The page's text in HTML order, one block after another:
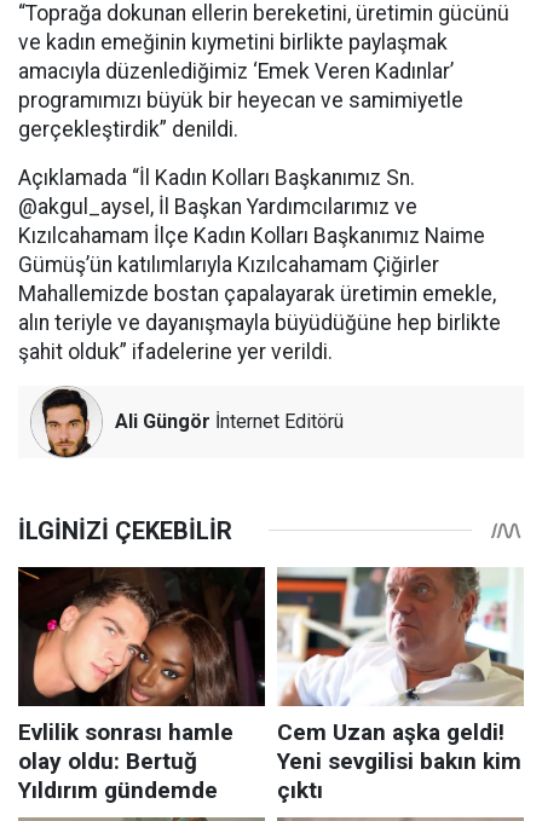
“Toprağa dokunan ellerin bereketini, üretimin gücünü
ve kadın emeğinin kıymetini birlikte paylaşmak
amacıyla düzenlediğimiz ‘Emek Veren Kadınlar’
programımızı büyük bir heyecan ve samimiyetle
gerçekleştirdik” denildi.
Açıklamada “İl Kadın Kolları Başkanımız Sn.
@akgul_aysel, İl Başkan Yardımcılarımız ve
Kızılcahamam İlçe Kadın Kolları Başkanımız Naime
Gümüş’ün katılımlarıyla Kızılcahamam Çiğirler
Mahallemizde bostan çapalayarak üretimin emekle,
alın teriyle ve dayanışmayla büyüdüğüne hep birlikte
şahit olduk” ifadelerine yer verildi.
Ali Güngör İnternet Editörü